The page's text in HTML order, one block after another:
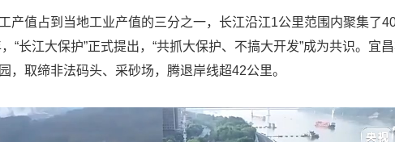
产值占到当地工业产值的三分之一，长江沿江1公里范围内聚集了
“长江大保护”正式提出，“共抓大保护、不搞大开发”成为共识。宜
，取缔非法码头、采砂场，腾退岸线超42公里。